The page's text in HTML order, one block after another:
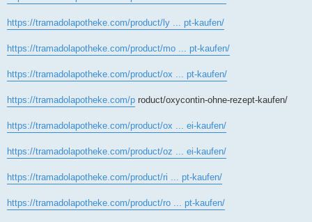
https://tramadolapotheke.com/product/ly ... pt-kaufen/
https://tramadolapotheke.com/product/mo ... pt-kaufen/
https://tramadolapotheke.com/product/ox ... pt-kaufen/
https://tramadolapotheke.com/p roduct/oxycontin-ohne-rezept-kaufen/
https://tramadolapotheke.com/product/ox ... ei-kaufen/
https://tramadolapotheke.com/product/oz ... ei-kaufen/
https://tramadolapotheke.com/product/ri ... pt-kaufen/
https://tramadolapotheke.com/product/ro ... pt-kaufen/